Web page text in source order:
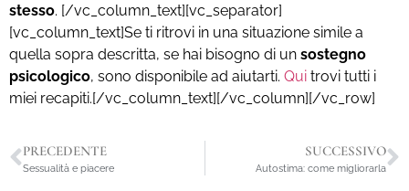
stesso. [/vc_column_text][vc_separator]
[vc_column_text]Se ti ritrovi in una situazione simile a
quella sopra descritta, se hai bisogno di un sostegno
psicologico, sono disponibile ad aiutarti. Qui trovi tutti i
miei recapiti.[/vc_column_text][/vc_column][/vc_row]
PRECEDENTE
Sessualità e piacere
SUCCESSIVO
Autostima: come migliorarla